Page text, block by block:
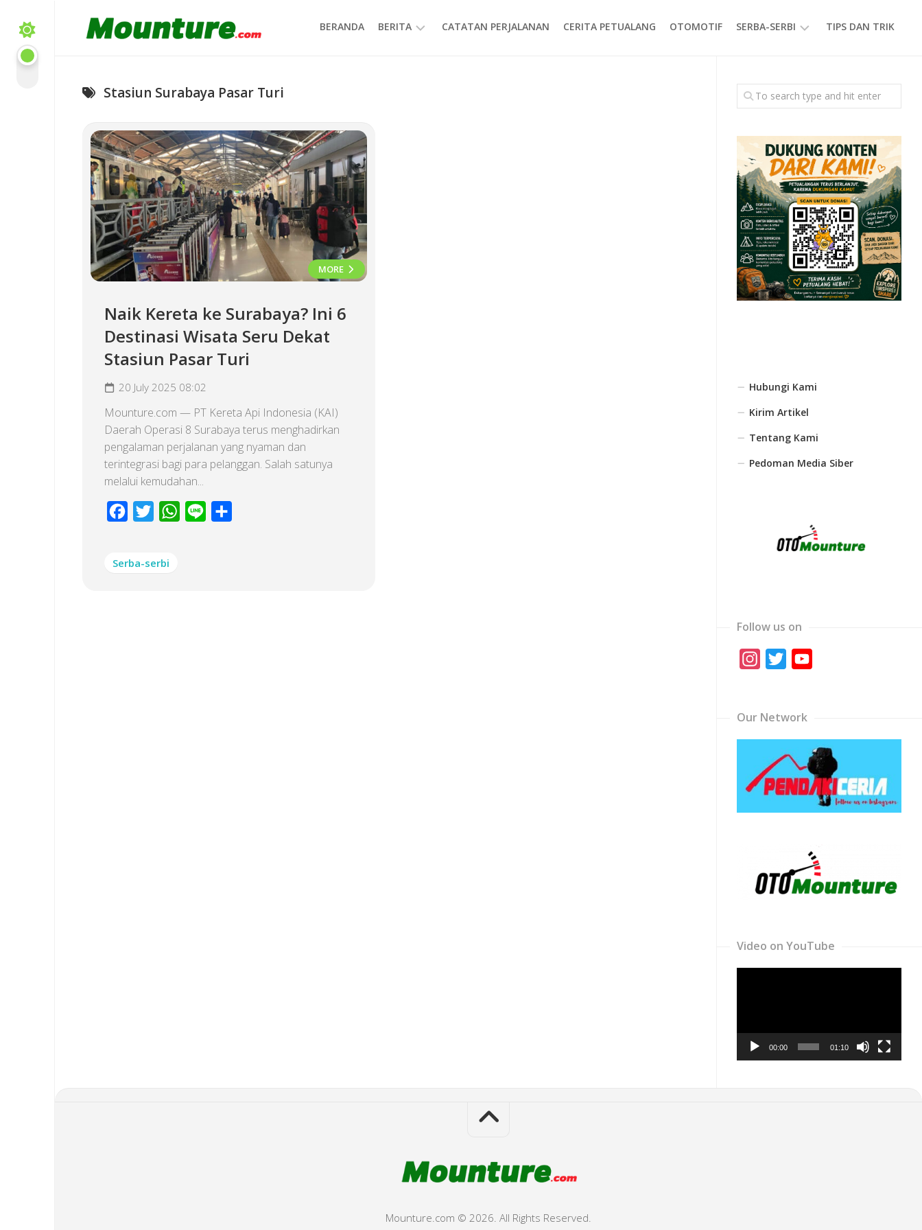
content
BERANDA BERITA CATATAN PERJALANAN CERITA PETUALANG OTOMOTIF SERBA-SERBI
GAYA
HIDUP
TIPS DAN TRIK
Stasiun Surabaya Pasar Turi
MORE
Naik Kereta ke Surabaya? Ini 6
Destinasi Wisata Seru Dekat
Stasiun Pasar Turi
20 July 2025 08:02
Mounture.com — PT Kereta Api Indonesia (KAI)
Daerah Operasi 8 Surabaya terus menghadirkan
pengalaman perjalanan yang nyaman dan
terintegrasi bagi para pelanggan. Salah satunya
melalui kemudahan...
Facebook
Twitter WhatsApp
Line
Serba-serbi
Hubungi Kami
Kirim Artikel
Tentang Kami
Pedoman Media Siber
Follow us on
Instagram
Twitter
Our Network
Video on YouTube
00:00 01:10
Mounture.com © 2026. All Rights Reserved.